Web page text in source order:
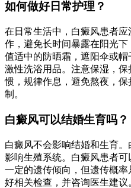
如何做好日常护理？
在日常生活中，白癜风患者
作，避免长时间暴露在阳光
值适中的防晒霜，遮阳伞或
激性洗浴用品。注意保湿，
惯，规律作息，避免熬夜，
制。
白癜风可以结婚生育吗？
白癜风不会影响结婚和生育
影响生殖系统。白癜风患者
一定的遗传倾向，但遗传概
好相关检查，并咨询医生建